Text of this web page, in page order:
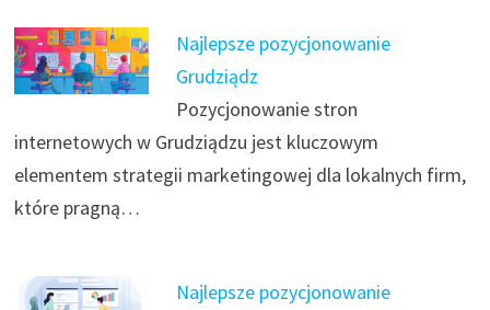
Najlepsze pozycjonowanie
Grudziądz
Pozycjonowanie stron
internetowych w Grudziądzu jest kluczowym
elementem strategii marketingowej dla lokalnych firm,
które pragną…
Najlepsze pozycjonowanie